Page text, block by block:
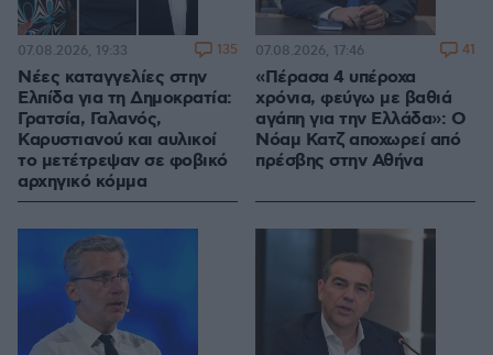
Νέες καταγγελίες στην
Ελπίδα για τη Δημοκρατία:
Γρατσία, Γαλανός,
Καρυστιανού και αυλικοί
το μετέτρεψαν σε φοβικό
αρχηγικό κόμμα
07.08.2026, 19:33 135
«Πέρασα 4 υπέροχα
χρόνια, φεύγω με βαθιά
αγάπη για την Ελλάδα»: Ο
Νόαμ Κατζ αποχωρεί από
πρέσβης στην Αθήνα
07.08.2026, 17:46 41